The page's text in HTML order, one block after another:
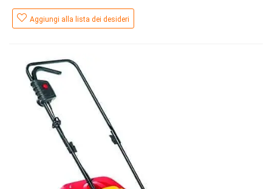
Aggiungi alla lista dei desideri